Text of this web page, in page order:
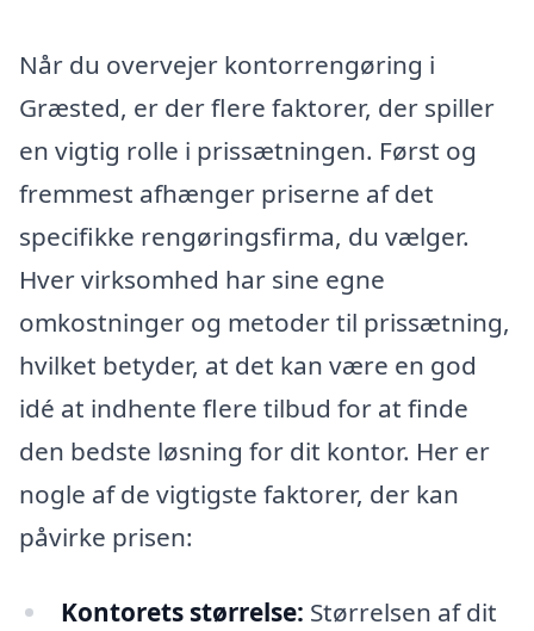
Når du overvejer kontorrengøring i
Græsted, er der flere faktorer, der spiller
en vigtig rolle i prissætningen. Først og
fremmest afhænger priserne af det
specifikke rengøringsfirma, du vælger.
Hver virksomhed har sine egne
omkostninger og metoder til prissætning,
hvilket betyder, at det kan være en god
idé at indhente flere tilbud for at finde
den bedste løsning for dit kontor. Her er
nogle af de vigtigste faktorer, der kan
påvirke prisen:
Kontorets størrelse: Størrelsen af dit